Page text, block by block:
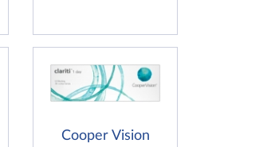
Cooper Vision